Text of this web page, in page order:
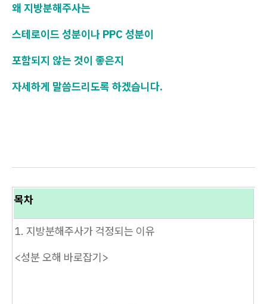
왜 지방분해주사는
스테로이드 성분이나 PPC 성분이
포함되지 않는 것이 좋은지
자세하게 말씀드리도록 하겠습니다.
목차
1. 지방분해주사가 걱정되는 이유
<성분 오해 바로잡기>